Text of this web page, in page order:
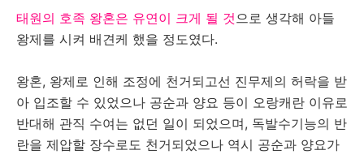
태원의 호족 왕혼은 유연이 크게 될 것 으로 생각해 아들
왕제를 시켜 배견케 했을 정도였다.
왕혼, 왕제로 인해 조정에 천거되고선 진무제의 허락을 받
아 입조할 수 있었으나 공순과 양요 등이 오랑캐란 이유로
반대해 관직 수여는 없던 일이 되었으며, 독발수기능의 반
란을 제압할 장수로도 천거되었으나 역시 공순과 양요가